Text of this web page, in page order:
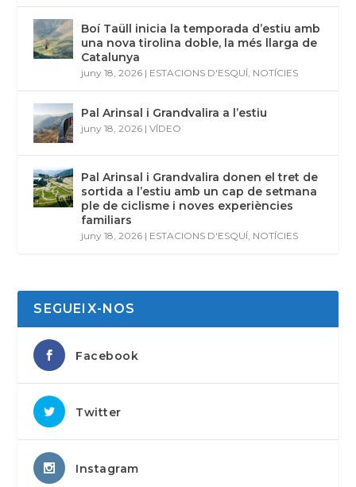
Boí Taüll inicia la temporada d’estiu amb
una nova tirolina doble, la més llarga de
Catalunya
juny 18, 2026 | ESTACIONS D'ESQUÍ, NOTÍCIES
Pal Arinsal i Grandvalira a l’estiu
juny 18, 2026 |VÍDEO
Pal Arinsal i Grandvalira donen el tret de
sortida a l’estiu amb un cap de setmana
ple de ciclisme i noves experiències
familiars
juny 18, 2026 | ESTACIONS D'ESQUÍ, NOTÍCIES
SEGUEIX-NOS
Facebook
Twitter
Instagram